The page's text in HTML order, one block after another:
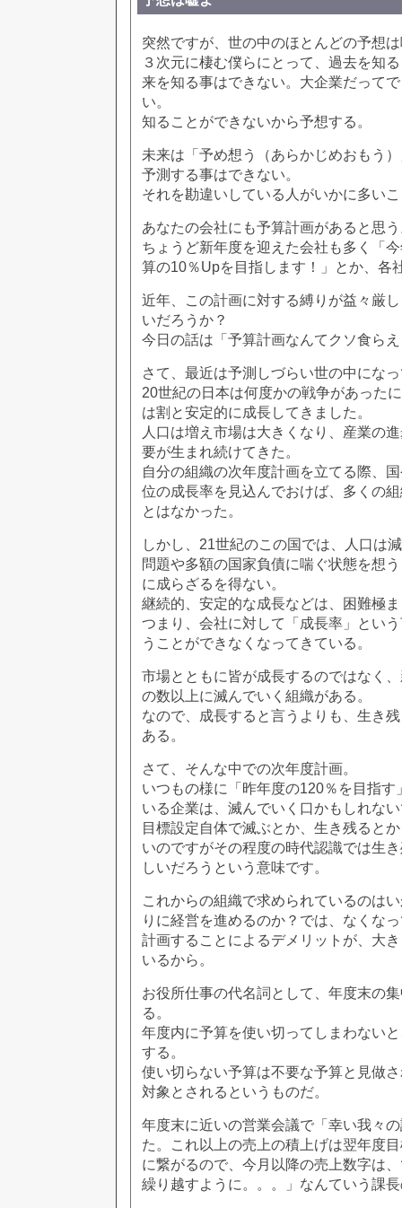
突然ですが、世の中のほとんどの予想
３次元に棲む僕らにとって、過去を知
来を知る事はできない。大企業だって
い。
知ることができないから予想する。
未来は「予め想う（あらかじめおもう
予測する事はできない。
それを勘違いしている人がいかに多い
あなたの会社にも予算計画があると思
ちょうど新年度を迎えた会社も多く「
算の10％Upを目指します！」とか、各
近年、この計画に対する縛りが益々厳
いだろうか？
今日の話は「予算計画なんてクソ食ら
さて、最近は予測しづらい世の中にな
20世紀の日本は何度かの戦争があった
は割と安定的に成長してきました。
人口は増え市場は大きくなり、産業の
要が生まれ続けてきた。
自分の組織の次年度計画を立てる際、
位の成長率を見込んでおけば、多くの
とはなかった。
しかし、21世紀のこの国では、人口は
問題や多額の国家負債に喘ぐ状態を想
に成らざるを得ない。
継続的、安定的な成長などは、困難極
つまり、会社に対して「成長率」とい
うことができなくなってきている。
市場とともに皆が成長するのではなく
の数以上に滅んでいく組織がある。
なので、成長すると言うよりも、生き
ある。
さて、そんな中での次年度計画。
いつもの様に「昨年度の120％を目指す
いる企業は、滅んでいく口かもしれな
目標設定自体で滅ぶとか、生き残ると
いのですがその程度の時代認識では生
しいだろうという意味です。
これからの組織で求められているのは
りに経営を進めるのか？では、なくな
計画することによるデメリットが、大
いるから。
お役所仕事の代名詞として、年度末の
る。
年度内に予算を使い切ってしまわない
する。
使い切らない予算は不要な予算と見做
対象とされるというものだ。
年度末に近いの営業会議で「幸い我々
た。これ以上の売上の積上げは翌年度
に繋がるので、今月以降の売上数字は
繰り越すように。。。」なんていう課